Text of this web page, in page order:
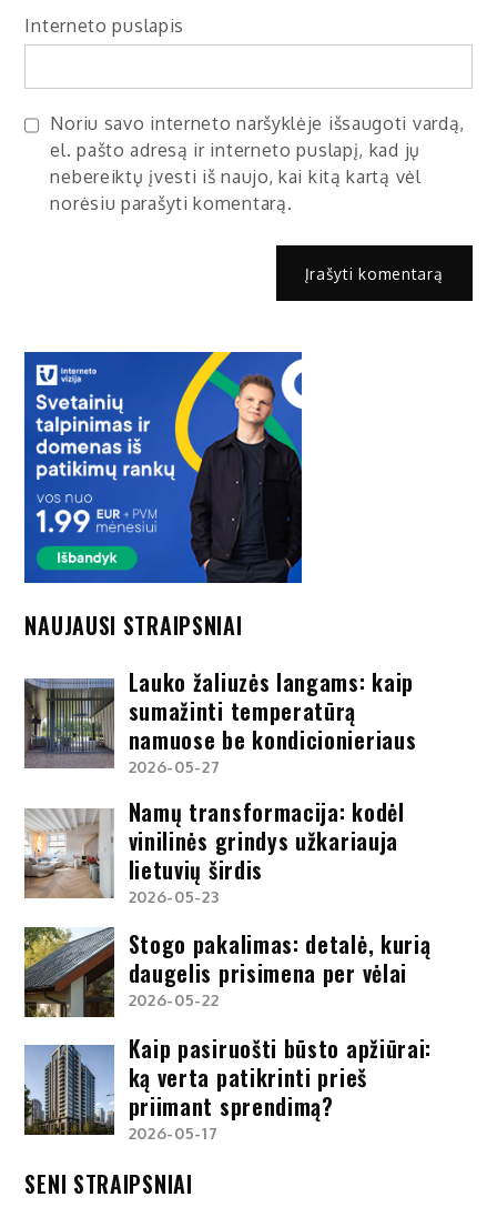
Interneto puslapis
Noriu savo interneto naršyklėje išsaugoti vardą,
el. pašto adresą ir interneto puslapį, kad jų
nebereiktų įvesti iš naujo, kai kitą kartą vėl
norėsiu parašyti komentarą.
NAUJAUSI STRAIPSNIAI
Lauko žaliuzės langams: kaip
sumažinti temperatūrą
namuose be kondicionieriaus
2026-05-27
Namų transformacija: kodėl
vinilinės grindys užkariauja
lietuvių širdis
2026-05-23
Stogo pakalimas: detalė, kurią
daugelis prisimena per vėlai
2026-05-22
Kaip pasiruošti būsto apžiūrai:
ką verta patikrinti prieš
priimant sprendimą?
2026-05-17
SENI STRAIPSNIAI